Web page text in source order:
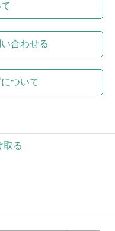
合わせる
ついて